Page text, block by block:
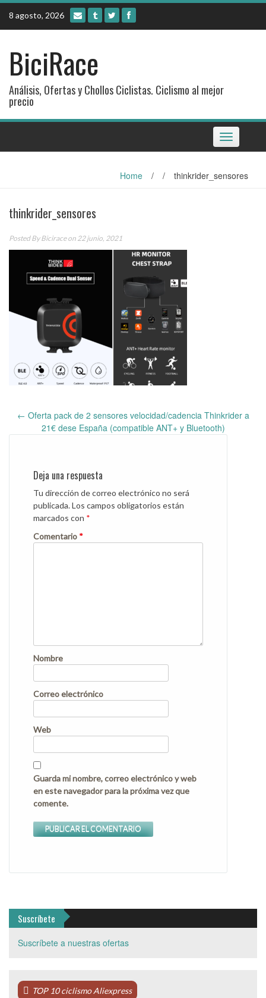
Skip
content
8 agosto, 2026
BiciRace
Análisis, Ofertas y Chollos Ciclistas. Ciclismo al mejor
precio
Toggle
navigation
Home / / thinkrider_sensores
thinkrider_sensores
Posted ByBiciraceon 22 junio, 2021
navigation
← Oferta pack de 2 sensores velocidad/cadencia Thinkrider a
21€ dese España (compatible ANT+ y Bluetooth)
Deja una respuesta
Tu dirección de correo electrónico no será
publicada.Los campos obligatorios están
marcados con *
Comentario *
Nombre
Correo electrónico
Web
Guarda mi nombre, correo electrónico y web
en este navegador para la próxima vez que
comente.
Suscríbete
Suscríbete a nuestras ofertas
TOP 10 ciclismo Aliexpress